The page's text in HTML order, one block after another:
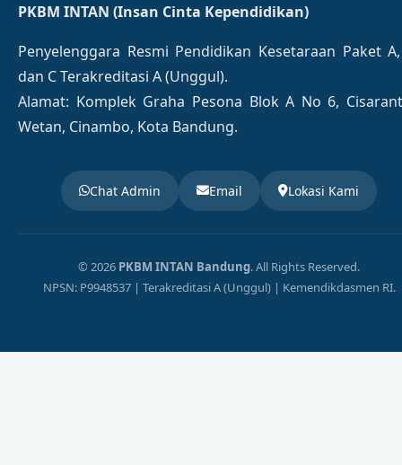
PKBM INTAN (Insan Cinta Kependidikan)
Penyelenggara Resmi Pendidikan Kesetaraan Paket
dan C Terakreditasi A (Unggul).
Alamat: Komplek Graha Pesona Blok A No 6,
Wetan, Cinambo, Kota Bandung.
Chat Admin Email Lokasi Kami
© 2026 PKBM INTAN Bandung. All Rights Reserved.
NPSN: P9948537 | Terakreditasi A (Unggul) | Kemendikdasmen RI.